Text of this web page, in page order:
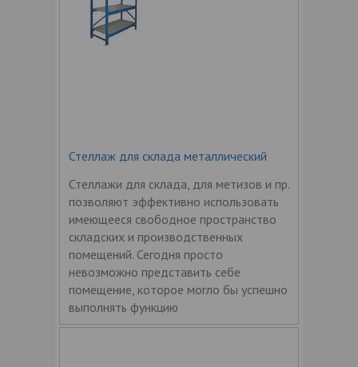
Стеллаж для склада металлический
Стеллажи для склада, для метизов и пр.
позволяют эффективно использовать
имеющееся свободное пространство
складских и производственных
помещений. Сегодня просто
невозможно представить себе
помещение, которое могло бы успешно
выполнять функцию